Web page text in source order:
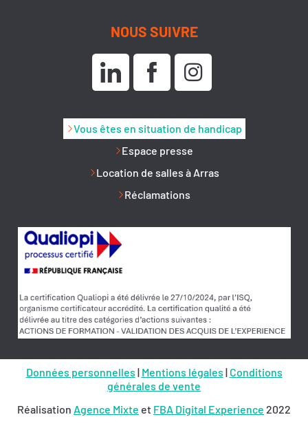
NOUS SUIVRE
Vous êtes en situation de handicap
Espace presse
Location de salles à Arras
Réclamations
Données personnelles | Mentions légales | Conditions
générales de vente
Réalisation Agence Mixte et FBA Digital Experience 2022